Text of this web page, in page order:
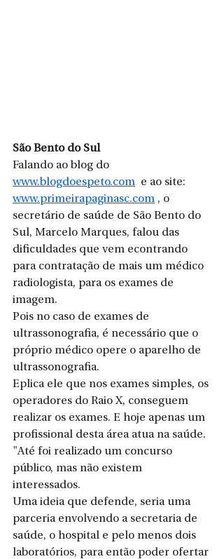
São Bento do Sul
Falando ao blog do
www.blogdoespeto.com
  e ao site:
www.primeirapaginasc.com , o
secretário de saúde de São Bento do
Sul, Marcelo Marques, falou das
dificuldades que vem econtrando
para contratação de mais um médico
radiologista, para os exames de
imagem.
Pois no caso de exames de
ultrassonografia, é necessário que o
próprio médico opere o aparelho de
ultrassonografia.
Eplica ele que nos exames simples, os
operadores do Raio X, conseguem
realizar os exames. E hoje apenas um
profissional desta área atua na saúde.
"Até foi realizado um concurso
público, mas não existem
interessados.
Uma ideia que defende, seria uma
parceria envolvendo a secretaria de
saúde, o hospital e pelo menos dois
laboratórios, para então poder ofertar